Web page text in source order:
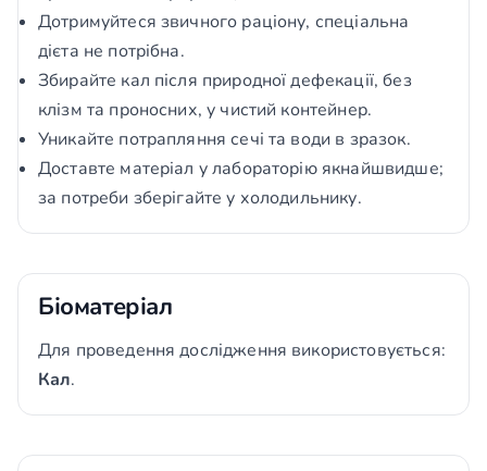
Дотримуйтеся звичного раціону, спеціальна
дієта не потрібна.
Збирайте кал після природної дефекації, без
клізм та проносних, у чистий контейнер.
Уникайте потрапляння сечі та води в зразок.
Доставте матеріал у лабораторію якнайшвидше;
за потреби зберігайте у холодильнику.
Біоматеріал
Для проведення дослідження використовується:
Кал.